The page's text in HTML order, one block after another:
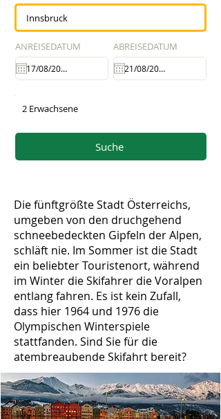
ANREISEDATUM ABREISEDATUM
2 Erwachsene
Suche
Die fünftgrößte Stadt Österreichs,
umgeben von den druchgehend
schneebedeckten Gipfeln der Alpen,
schläft nie. Im Sommer ist die Stadt
ein beliebter Touristenort, während
im Winter die Skifahrer die Voralpen
entlang fahren. Es ist kein Zufall,
dass hier 1964 und 1976 die
Olympischen Winterspiele
stattfanden. Sind Sie für die
atembreaubende Skifahrt bereit?